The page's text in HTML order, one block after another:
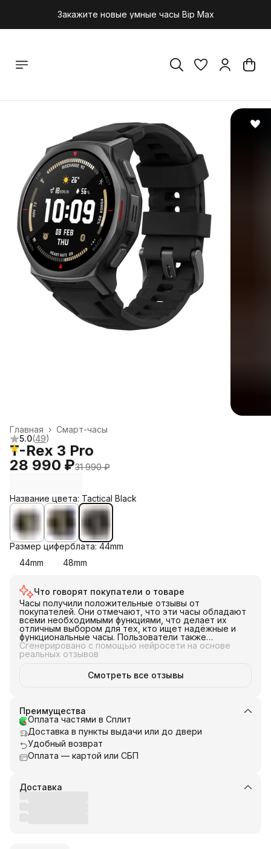
Закажите новые умные часы Bip Max
Смарт-часы
Главная ›
5.0(49)
T-Rex 3 Pro
28 990 ₽31 990 ₽
Название цвета: Tactical Black
Размер циферблата: 44mm
44mm
48mm
Что говорят покупатели о товаре
Часы получили положительные отзывы от
покупателей. Они отмечают, что эти часы обладают
всеми необходимыми функциями, что делает их
отличным выбором для тех, кто ищет надёжные и
функциональные часы. Пользователи также
упоминают, что они довольны этими часами и
считают их хорошими для занятий спортом.
Отмечается, что батарея в этих часах держит
отлично, что является важным качеством для
активных пользователей. В целом, эти часы
Сгенерировано с помощью нейросети на основе
реальных отзывов
Смотреть все отзывы
Преимущества
Оплата частями в Сплит
Доставка в пункты выдачи или до двери
Удобный возврат
Оплата — картой или СБП
Доставка